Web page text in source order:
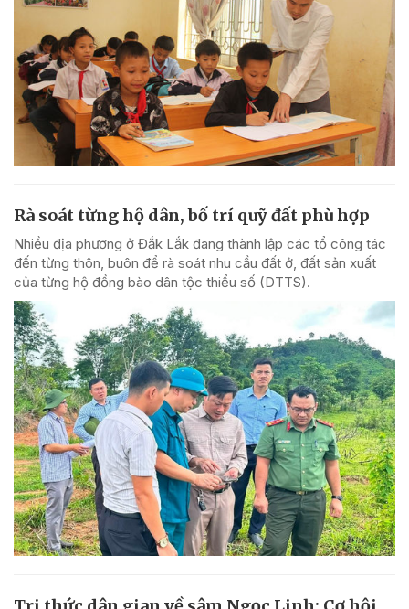
Rà soát từng hộ dân, bố trí quỹ đất phù hợp
Nhiều địa phương ở Đắk Lắk đang thành lập các tổ công tác
đến từng thôn, buôn để rà soát nhu cầu đất ở, đất sản xuất
của từng hộ đồng bào dân tộc thiểu số (DTTS).